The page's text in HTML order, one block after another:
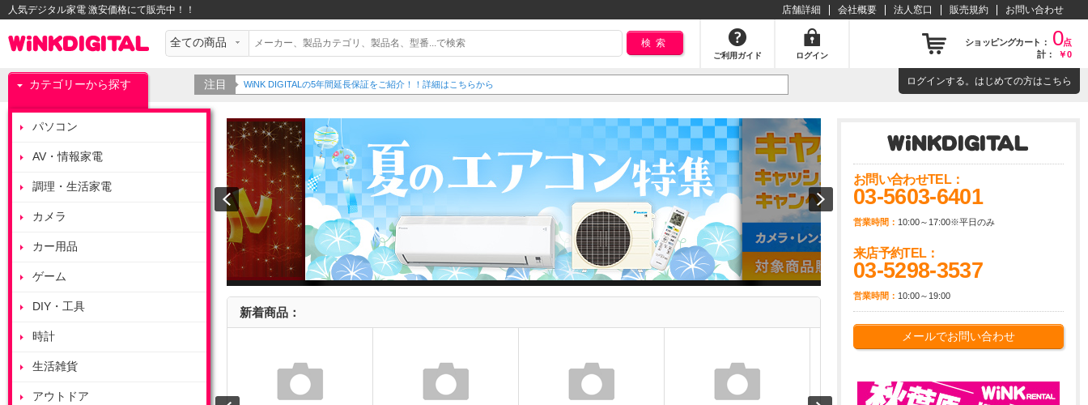
人気デジタル家電 激安価格にて販売中！！ 店舗詳細 会社概要 法人窓口 販売規約 お問い合わせ
検索
ご利用ガイド ログイン
ショッピングカート： 0点
計：
￥0
カテゴリーから探す
パソコン
AV・情報家電
調理・生活家電
カメラ
カー用品
ゲーム
DIY・工具
時計
生活雑貨
アウトドア
注目 WiNK DIGITALの5年間延長保証をご紹介！！詳細はこちらから ログインする。はじめての方はこちら
新着商品：
お問い合わせTEL：
03-5603-6401
営業時間： 10:00～17:00※平日のみ
来店予約TEL：
03-5298-3537
営業時間： 10:00～19:00
メールでお問い合わせ